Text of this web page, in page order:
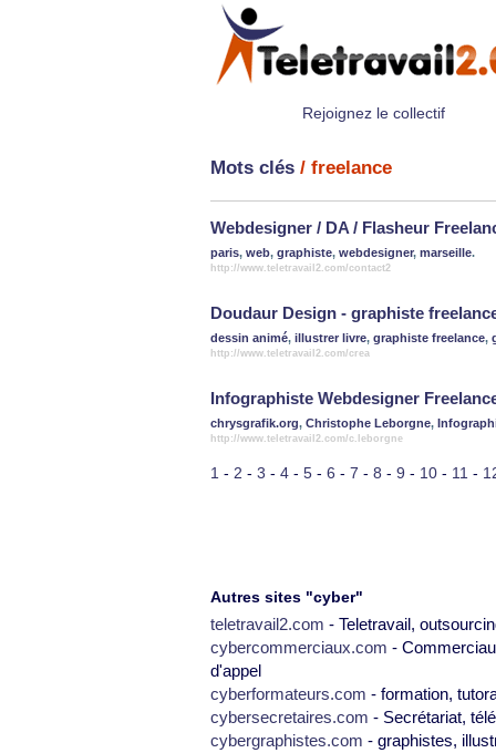
Rejoignez le collectif
Mots clés / freelance
Webdesigner / DA / Flasheur
paris, web, graphiste, webdesigner, marseille.
http://www.teletravail2.com/contact2
Doudaur Design - graphiste
dessin animé, illustrer livre, graphiste freelance,
http://www.teletravail2.com/crea
Infographiste Webdesigner
chrysgrafik.org, Christophe Leborgne,
http://www.teletravail2.com/c.leborgne
1 - 2 - 3 - 4 - 5 - 6 - 7 - 8 - 9 - 10 - 11 -
Autres sites "cyber"
teletravail2.com - Teletravail,
cybercommerciaux.com -
d'appel
cyberformateurs.com - formation,
cybersecretaires.com - Secrétariat,
cybergraphistes.com - graphistes,